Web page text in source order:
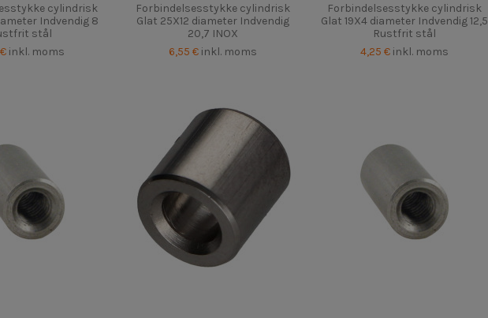
cylindrisk
Indvendig 8
stål
inkl. moms
Forbindelsesstykke cylindrisk
Glat 25X12 diameter Indvendig
20,7 INOX
6,55 € inkl. moms
Forbindelsesstykke cylindrisk
Glat 19X4 diameter Indvendig 12,5
Rustfrit stål
4,25 € inkl. moms